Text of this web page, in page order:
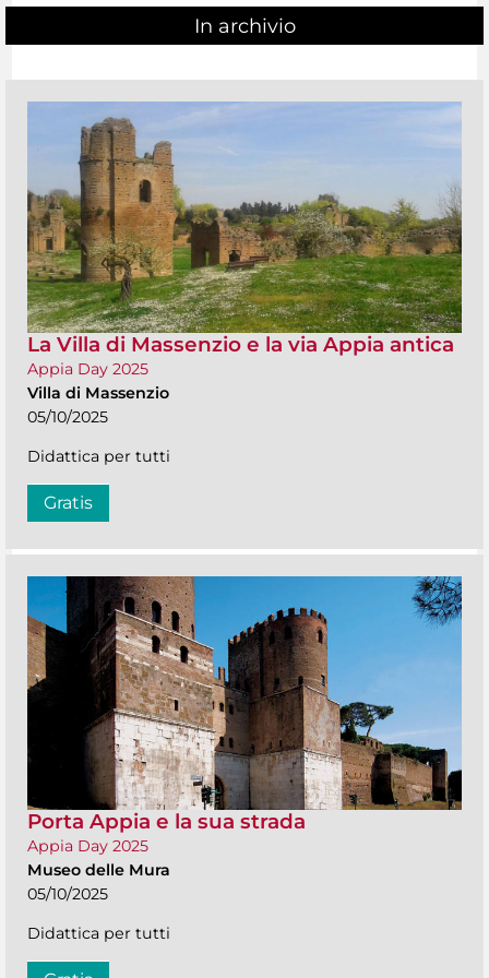
In archivio
La Villa di Massenzio e la via Appia antica
Appia Day 2025
Villa di Massenzio
05/10/2025
Didattica per tutti
Gratis
Porta Appia e la sua strada
Appia Day 2025
Museo delle Mura
05/10/2025
Didattica per tutti